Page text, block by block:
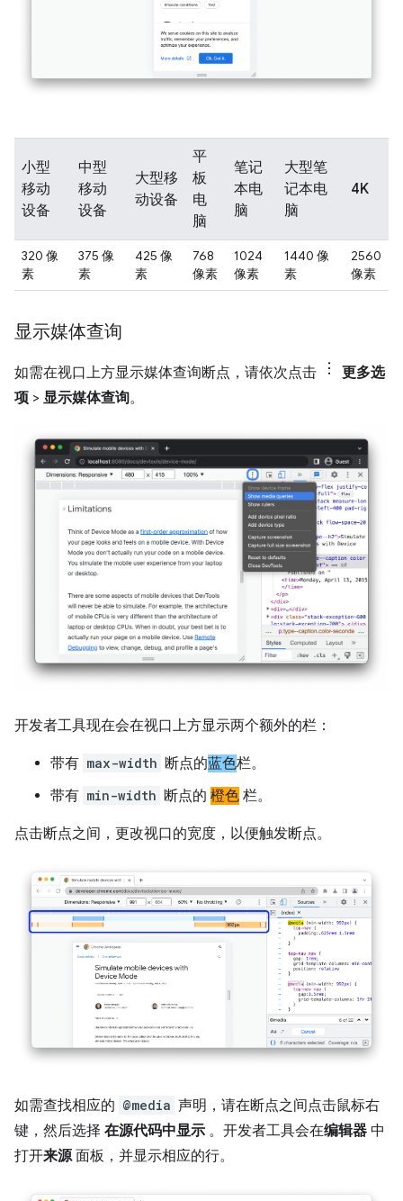
小型
移动
设备
中型
移动
设备
大型移
动设备
平
板
电
脑
笔记
本电
脑
大型笔
记本电
脑
4K
320 像
素
375 像
素
425 像
素
768
像素
1024
像素
1440 像
素
2560
像素
显示媒体查询
如需在视口上方显示媒体查询断点，请依次点击
更多选
项 > 显示媒体查询。
开发者工具现在会在视口上方显示两个额外的栏：
带有 max-width 断点的蓝色栏。
带有 min-width 断点的 橙色 栏。
点击断点之间，更改视口的宽度，以便触发断点。
如需查找相应的 @media 声明，请在断点之间点击鼠标右
键，然后选择 在源代码中显示 。开发者工具会在编辑器 中
打开来源面板，并显示相应的行。